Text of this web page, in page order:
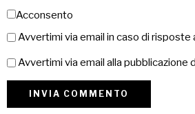
Acconsento
Avvertimi via email in caso di risposte
Avvertimi via email alla pubblicazione